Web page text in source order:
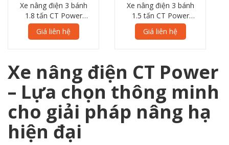
Xe nâng điện 3 bánh
1.8 tấn CT Power
FBT18 7L Series
Giá liên hệ
Xe nâng điện 3 bánh
1.5 tấn CT Power
FBT15 7L Series
Giá liên hệ
Xe nâng điện CT Power
– Lựa chọn thông minh
cho giải pháp nâng hạ
hiện đại